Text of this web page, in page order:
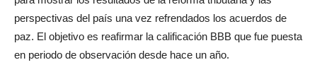
perspectivas del país una vez refrendados los acuerdos de
paz. El objetivo es reafirmar la calificación BBB que fue puesta
en periodo de observación desde hace un año.